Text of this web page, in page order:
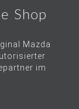
Shop
Mazda
im